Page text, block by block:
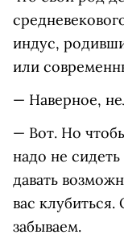
индус,
или
— Наверное,
— Вот. Но
надо не
давать
вас
забываем.